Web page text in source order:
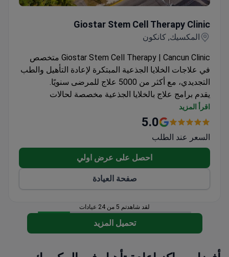
Giostar Stem Cell Therapy Clinic
المكسيك, كانكون
Giostar Stem Cell Therapy | Cancun Clinic متخصص
في علاجات الخلايا الجذعية المبتكرة لإعادة التأهيل والطب
التجديدي، مع أكثر من 5000 علاج للمرضى سنويًا.
يقدم برامج علاج بالخلايا الجذعية مخصصة لحالات
مختلفة
يجمع بين إعادة التأهيل والطب التجميلي ونهج الصحة
يلبي احتياجات المرضى الدوليين بخطط علاج مصممة
اقرأ المزيد
5.0
السعر عند الطلب
احصل على عرض اولي
صفحة العيادة
لقد شاهدتم 5 من 24 عيادات
تحميل المزيد